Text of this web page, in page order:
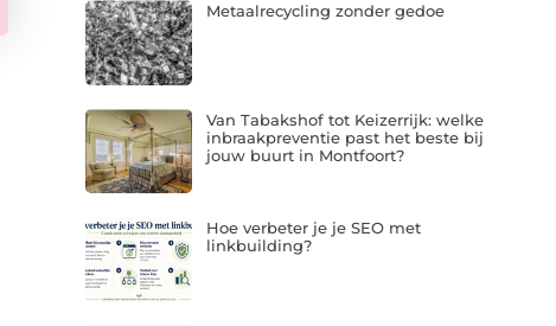
Metaalrecycling zonder gedoe
Van Tabakshof tot Keizerrijk: welke
inbraakpreventie past het beste bij
jouw buurt in Montfoort?
Hoe verbeter je je SEO met
linkbuilding?